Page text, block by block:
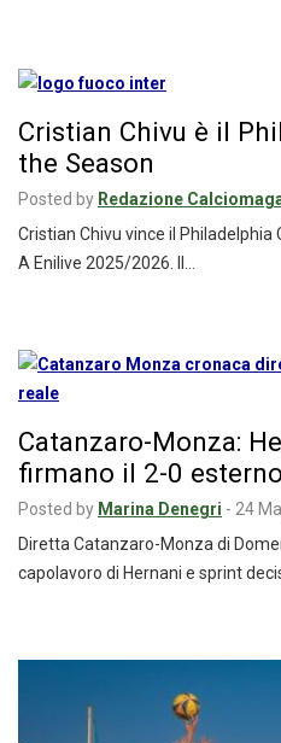
Cristian Chivu è il
the Season
Posted by Redazione
Cristian Chivu vince il
A Enilive 2025/2026. Il…
Catanzaro-Monza:
firmano il 2-0 esterno
Posted by Marina Denegri - 24
Diretta Catanzaro-Monza di
capolavoro di Hernani e sprint